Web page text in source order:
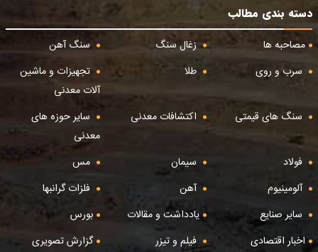
دسته بندی مطالب
مصاحبه ها
زغال سنگ
سنگ آهن
سرب و روی
طلا
تجهیزات و ماشین
آلات معدنی
سنگ های قیمتی
اکتشافات معدنی
سایر حوزه های
معدنی
فولاد
سیمان
مس
آلومینیوم
آهن
فلزات گرانبها
سایر صنایع
یادداشت و مقالات
بورس
اخبار اقتصادی
فیلم و تیزر گزارش تصویری